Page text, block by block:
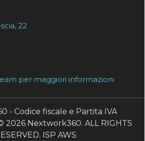
22
per maggiori informazioni
- Codice fiscale e Partita IVA
2026 Nextwork360. ALL RIGHTS
ISP AWS